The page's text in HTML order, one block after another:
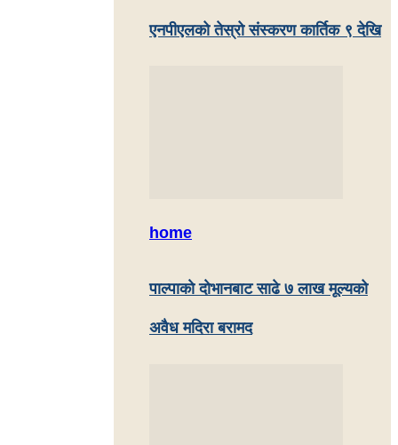
एनपीएलको तेस्रो संस्करण कार्तिक ९ देखि
home
पाल्पाकाे दाेभानबाट साढे ७ लाख मूल्यको
अवैध मदिरा बरामद